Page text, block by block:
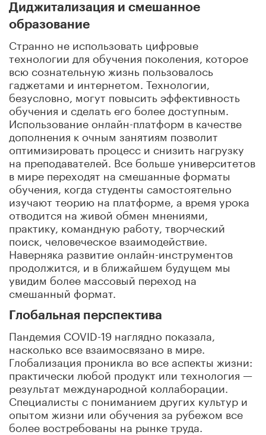
Диджитализация и смешанное
образование
Странно не использовать цифровые
технологии для обучения поколения, которое
всю сознательную жизнь пользовалось
гаджетами и интернетом. Технологии,
безусловно, могут повысить эффективность
обучения и сделать его более доступным.
Использование онлайн-платформ в качестве
дополнения к очным занятиям позволит
оптимизировать процесс и снизить нагрузку
на преподавателей. Все больше университетов
в мире переходят на смешанные форматы
обучения, когда студенты самостоятельно
изучают теорию на платформе, а время урока
отводится на живой обмен мнениями,
практику, командную работу, творческий
поиск, человеческое взаимодействие.
Наверняка развитие онлайн-инструментов
продолжится, и в ближайшем будущем мы
увидим более массовый переход на
смешанный формат.
Глобальная перспектива
Пандемия COVID-19 наглядно показала,
насколько все взаимосвязано в мире.
Глобализация проникла во все аспекты жизни:
практически любой продукт или технология —
результат международной коллаборации.
Специалисты с пониманием других культур и
опытом жизни или обучения за рубежом все
более востребованы на рынке труда.